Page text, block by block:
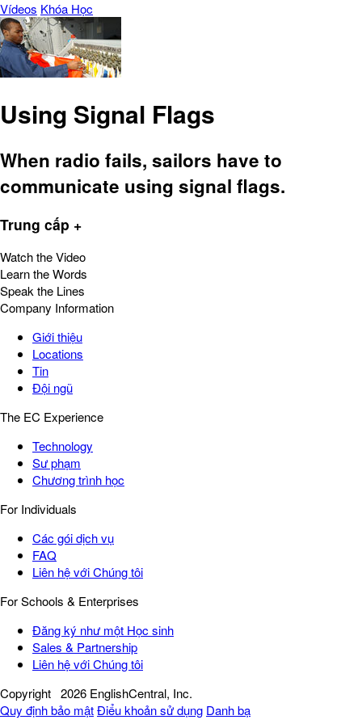
Vídeos Khóa Học
Using Signal Flags
When radio fails, sailors have to
communicate using signal flags.
Trung cấp +
Watch the Video
Learn the Words
Speak the Lines
Company Information
Giới thiệu
Locations
Tin
Đội ngũ
The EC Experience
Technology
Sư phạm
Chương trình học
For Individuals
Các gói dịch vụ
FAQ
Liên hệ với Chúng tôi
For Schools & Enterprises
Đăng ký như một Học sinh
Sales & Partnership
Liên hệ với Chúng tôi
Copyright 2026 EnglishCentral, Inc.
Quy định bảo mậtĐiểu khoản sử dụng Danh bạ